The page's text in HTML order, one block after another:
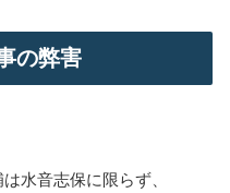
の弊害
水音志保に限らず、